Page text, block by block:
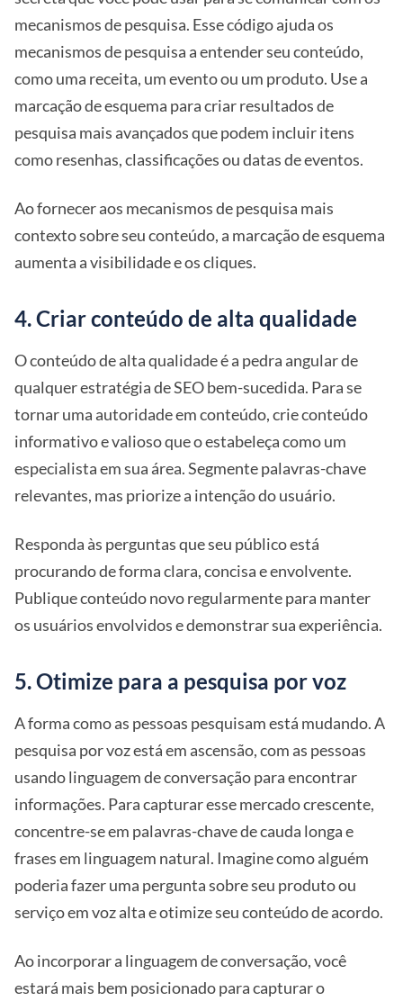
mecanismos de pesquisa. Esse código ajuda os
mecanismos de pesquisa a entender seu conteúdo,
como uma receita, um evento ou um produto. Use a
marcação de esquema para criar resultados de
pesquisa mais avançados que podem incluir itens
como resenhas, classificações ou datas de eventos.
Ao fornecer aos mecanismos de pesquisa mais
contexto sobre seu conteúdo, a marcação de esquema
aumenta a visibilidade e os cliques.
4. Criar conteúdo de alta qualidade
O conteúdo de alta qualidade é a pedra angular de
qualquer estratégia de SEO bem-sucedida. Para se
tornar uma autoridade em conteúdo, crie conteúdo
informativo e valioso que o estabeleça como um
especialista em sua área. Segmente palavras-chave
relevantes, mas priorize a intenção do usuário.
Responda às perguntas que seu público está
procurando de forma clara, concisa e envolvente.
Publique conteúdo novo regularmente para manter
os usuários envolvidos e demonstrar sua experiência.
5. Otimize para a pesquisa por voz
A forma como as pessoas pesquisam está mudando. A
pesquisa por voz está em ascensão, com as pessoas
usando linguagem de conversação para encontrar
informações. Para capturar esse mercado crescente,
concentre-se em palavras-chave de cauda longa e
frases em linguagem natural. Imagine como alguém
poderia fazer uma pergunta sobre seu produto ou
serviço em voz alta e otimize seu conteúdo de acordo.
Ao incorporar a linguagem de conversação, você
estará mais bem posicionado para capturar o